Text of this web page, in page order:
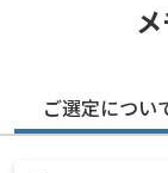
ご選定につい